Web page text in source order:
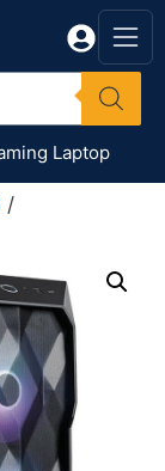
Laptop
/